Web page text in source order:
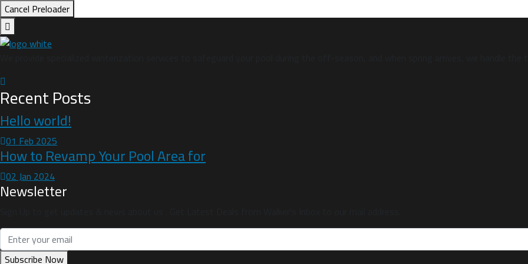
Cancel Preloader
Recent Posts
Hello world!
01 Feb 2025
How to Revamp Your Pool Area for
02 Jan 2024
Newsletter
Subscribe Now